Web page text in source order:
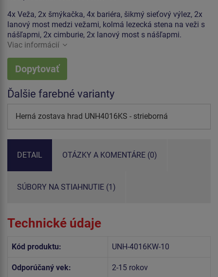
4x Veža, 2x šmýkačka, 4x bariéra, šikmý sieťový výlez, 2x
lanový most medzi vežami, kolmá lezecká stena na veži s
nášľapmi, 2x cimburie, 2x lanový most s nášľapmi.
Viac informácií
Dopytovať
Ďalšie farebné varianty
Herná zostava hrad UNH4016KS - strieborná
DETAIL OTÁZKY A KOMENTÁRE (0)
SÚBORY NA STIAHNUTIE (1)
Technické údaje
Kód produktu: UNH-4016KW-10
Odporúčaný vek: 2-15 rokov